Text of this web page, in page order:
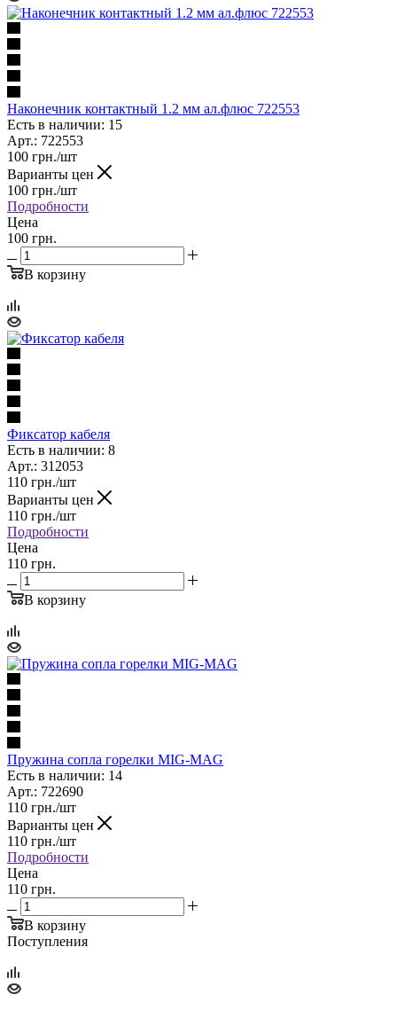
Наконечник контактный 1.2 мм ал.флюс 722553
Есть в наличии: 15
Арт.: 722553
100 грн./шт
Варианты цен
100 грн./шт
Подробности
Цена
100 грн.
В корзину
Фиксатор кабеля
Есть в наличии: 8
Арт.: 312053
110 грн./шт
Варианты цен
110 грн./шт
Подробности
Цена
110 грн.
В корзину
Пружина сопла горелки MIG-MAG
Есть в наличии: 14
Арт.: 722690
110 грн./шт
Варианты цен
110 грн./шт
Подробности
Цена
110 грн.
В корзину
Поступления